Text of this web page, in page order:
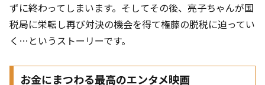
ずに終わってしまいます。そしてその後、亮子ちゃんが国
税局に栄転し再び対決の機会を得て権藤の脱税に迫ってい
く…というストーリーです。
お金にまつわる最高のエンタメ映画